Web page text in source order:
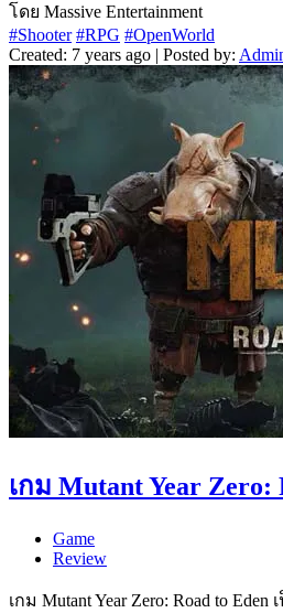
โดย Massive Entertainment
#Shooter #RPG #OpenWorld
Created: 7 years ago | Posted by:
เกม Mutant Year Zero:
Game
Review
เกม Mutant Year Zero: Road to